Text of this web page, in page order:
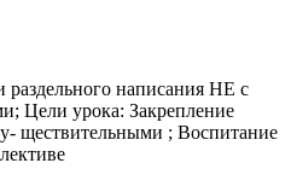
раздельного написания НЕ с
Цели урока: Закрепление
ществительными ; Воспитание